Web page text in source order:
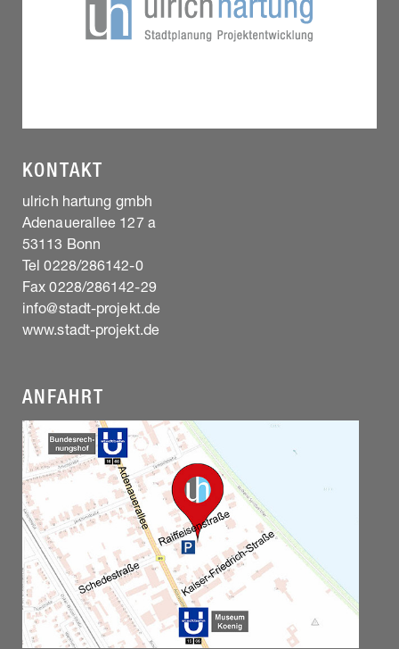
KONTAKT
ulrich hartung gmbh
Adenauerallee 127 a
53113 Bonn
Tel 0228/286142-0
Fax 0228/286142-29
info@stadt-projekt.de
www.stadt-projekt.de
ANFAHRT